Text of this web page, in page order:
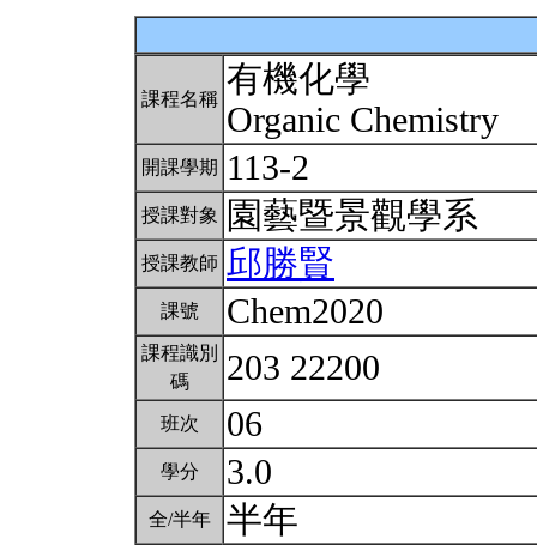
課程名稱 有機化學
Organic Chemistry
開課學期 113-2
授課對象 園藝暨景觀學系
授課教師 邱勝賢
課號 Chem2020
課程識別
碼
203 22200
班次 06
學分 3.0
全/半年 半年